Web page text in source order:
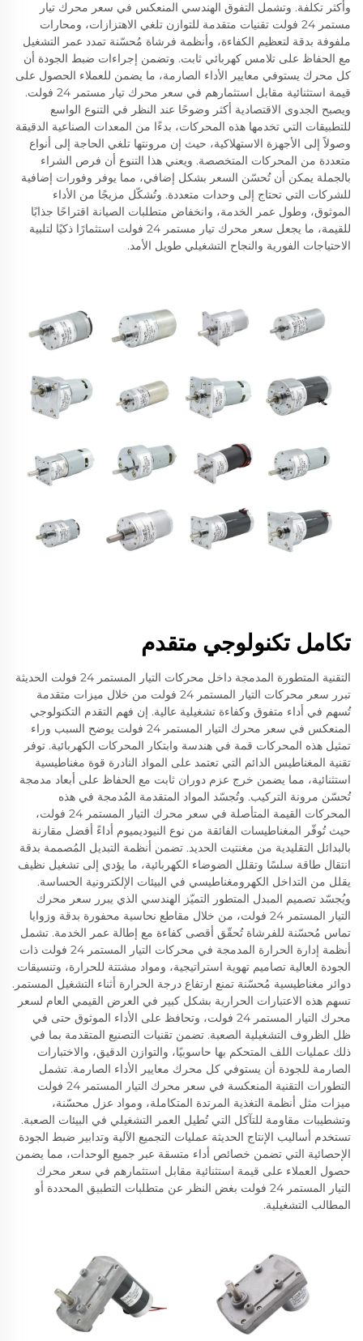
وأكثر تكلفة. وتشمل التفوق الهندسي المنعكس في سعر محرك تيار
مستمر 24 فولت تقنيات متقدمة للتوازن تلغي الاهتزازات، ومحارات
ملفوفة بدقة لتعظيم الكفاءة، وأنظمة فرشاة مُحسّنة تمدد عمر التشغيل
مع الحفاظ على تلامس كهربائي ثابت. وتضمن إجراءات ضبط الجودة أن
كل محرك يستوفي معايير الأداء الصارمة، ما يضمن للعملاء الحصول على
قيمة استثنائية مقابل استثمارهم في سعر محرك تيار مستمر 24 فولت.
ويصبح الجدوى الاقتصادية أكثر وضوحًا عند النظر في التنوع الواسع
للتطبيقات التي تخدمها هذه المحركات، بدءًا من المعدات الصناعية الدقيقة
وصولاً إلى الأجهزة الاستهلاكية، حيث إن مرونتها تلغي الحاجة إلى أنواع
متعددة من المحركات المتخصصة. ويعني هذا التنوع أن فرص الشراء
بالجملة يمكن أن تُحسّن السعر بشكل إضافي، مما يوفر وفورات إضافية
للشركات التي تحتاج إلى وحدات متعددة. وتُشكّل مزيجًا من الأداء
الموثوق، وطول عمر الخدمة، وانخفاض متطلبات الصيانة اقتراحًا جذابًا
للقيمة، ما يجعل سعر محرك تيار مستمر 24 فولت استثمارًا ذكيًا لتلبية
الاحتياجات الفورية والنجاح التشغيلي طويل الأمد.
تكامل تكنولوجي متقدم
التقنية المتطورة المدمجة داخل محركات التيار المستمر 24 فولت الحديثة
تبرر سعر محركات التيار المستمر 24 فولت من خلال ميزات متقدمة
تُسهم في أداء متفوق وكفاءة تشغيلية عالية. إن فهم التقدم التكنولوجي
المنعكس في سعر محرك التيار المستمر 24 فولت يوضح السبب وراء
تمثيل هذه المحركات قمة في هندسة وابتكار المحركات الكهربائية. توفر
تقنية المغناطيس الدائم التي تعتمد على المواد النادرة قوة مغناطيسية
استثنائية، مما يضمن خرج عزم دوران ثابت مع الحفاظ على أبعاد مدمجة
تُحسّن مرونة التركيب. وتُجسّد المواد المتقدمة المُدمجة في هذه
المحركات القيمة المتأصلة في سعر محرك التيار المستمر 24 فولت،
حيث تُوفّر المغناطيسات الفائقة من نوع النيوديميوم أداءً أفضل مقارنة
بالبدائل التقليدية من مغنتيت الحديد. تضمن أنظمة التبديل المُصممة بدقة
انتقال طاقة سلسًا وتقلل الضوضاء الكهربائية، ما يؤدي إلى تشغيل نظيف
يقلل من التداخل الكهرومغناطيسي في البيئات الإلكترونية الحساسة.
ويُجسّد تصميم المبدل المتطور التميّز الهندسي الذي يبرر سعر محرك
التيار المستمر 24 فولت، من خلال مقاطع نحاسية محفورة بدقة وزوايا
تماس مُحسّنة للفرشاة تُحقّق أقصى كفاءة مع إطالة عمر الخدمة. تشمل
أنظمة إدارة الحرارة المدمجة في محركات التيار المستمر 24 فولت ذات
الجودة العالية تصاميم تهوية استراتيجية، ومواد مشتتة للحرارة، وتنسيقات
دوائر مغناطيسية مُحسّنة تمنع ارتفاع درجة الحرارة أثناء التشغيل المستمر.
تسهم هذه الاعتبارات الحرارية بشكل كبير في العرض القيمي العام لسعر
محرك التيار المستمر 24 فولت، وتحافظ على الأداء الموثوق حتى في
ظل الظروف التشغيلية الصعبة. تضمن تقنيات التصنيع المتقدمة بما في
ذلك عمليات اللف المتحكم بها حاسوبيًا، والتوازن الدقيق، والاختبارات
الصارمة للجودة أن يستوفي كل محرك معايير الأداء الصارمة. تشمل
التطورات التقنية المنعكسة في سعر محرك التيار المستمر 24 فولت
ميزات مثل أنظمة التغذية المرتدة المتكاملة، ومواد عزل محسّنة،
وتشطيبات مقاومة للتآكل التي تُطيل العمر التشغيلي في البيئات الصعبة.
تستخدم أساليب الإنتاج الحديثة عمليات التجميع الآلية وتدابير ضبط الجودة
الإحصائية التي تضمن خصائص أداء متسقة عبر جميع الوحدات، مما يضمن
حصول العملاء على قيمة استثنائية مقابل استثمارهم في سعر محرك
التيار المستمر 24 فولت بغض النظر عن متطلبات التطبيق المحددة أو
المطالب التشغيلية.